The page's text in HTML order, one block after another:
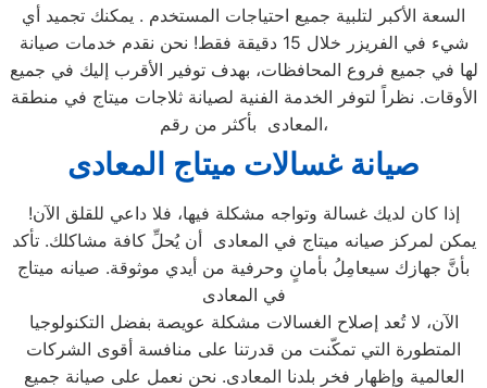
السعة الأكبر لتلبية جميع احتياجات المستخدم . يمكنك تجميد أي
شيء في الفريزر خلال 15 دقيقة فقط! نحن نقدم خدمات صيانة
لها في جميع فروع المحافظات، بهدف توفير الأقرب إليك في جميع
الأوقات. نظراً لتوفر الخدمة الفنية لصيانة ثلاجات ميتاج في منطقة
المعادى بأكثر من رقم،
صيانة غسالات ميتاج المعادى
إذا كان لديك غسالة وتواجه مشكلة فيها، فلا داعي للقلق الآن!
يمكن لمركز صيانه ميتاج في المعادى أن يُحلِّ كافة مشاكلك. تأكد
بأنَّ جهازك سيعامِلُ بأمانٍ وحرفية من أيدي موثوقة. صيانه ميتاج
في المعادى
الآن، لا تُعد إصلاح الغسالات مشكلة عويصة بفضل التكنولوجيا
المتطورة التي تمكّنت من قدرتنا على منافسة أقوى الشركات
العالمية وإظهار فخر بلدنا المعادى. نحن نعمل على صيانة جميع